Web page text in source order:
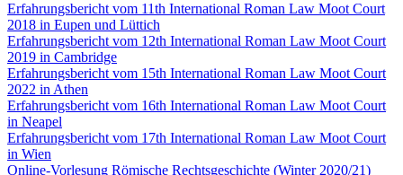
Erfahrungsbericht vom 11th International Roman Law Moot Court
2018 in Eupen und Lüttich
Erfahrungsbericht vom 12th International Roman Law Moot Court
2019 in Cambridge
Erfahrungsbericht vom 15th International Roman Law Moot Court
2022 in Athen
Erfahrungsbericht vom 16th International Roman Law Moot Court
in Neapel
Erfahrungsbericht vom 17th International Roman Law Moot Court
in Wien
Online-Vorlesung Römische Rechtsgeschichte (Winter 2020/21)